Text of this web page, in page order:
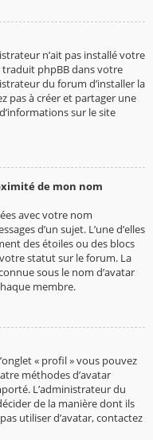
n’ait pas installé votre
traduit phpBB dans votre
du forum d’installer la
pas à créer et partager une
sur le site
de mon nom
avec votre nom
d’un sujet. L’une d’elles
des étoiles ou des blocs
statut sur le forum. La
sous le nom d’avatar
membre.
« profil » vous pouvez
méthodes d’avatar
L’administrateur du
de la manière dont ils
utiliser d’avatar, contactez